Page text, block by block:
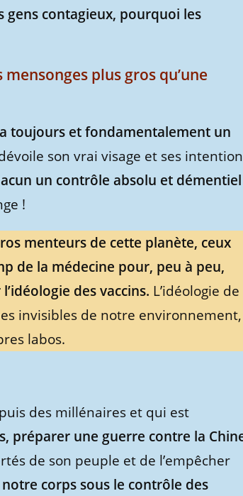
gens contagieux, pourquoi les
plus gros qu’une
toujours et fondamentalement un
son vrai visage et ses
un contrôle absolu et
!
menteurs de cette planète, ceux
de la médecine pour, peu à peu,
des vaccins. L’idéologie de
invisibles de notre environnement,
labos.
des millénaires et qui est
préparer une guerre contre la
de son peuple et de l’empêcher
corps sous le contrôle des